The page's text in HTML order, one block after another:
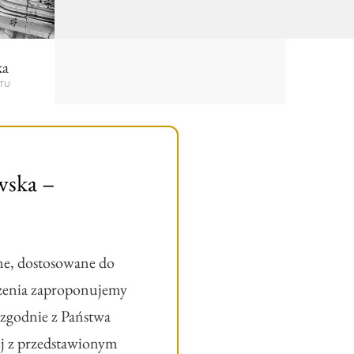
–
dostosowane do
zaproponujemy
z Państwa
z przedstawionym